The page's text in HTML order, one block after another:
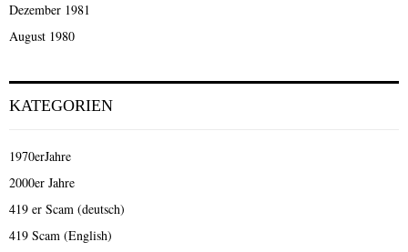
Dezember 1981
August 1980
KATEGORIEN
1970erJahre
2000er Jahre
419 er Scam (deutsch)
419 Scam (English)